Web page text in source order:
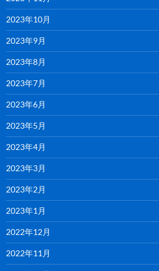
2023年10月
2023年9月
2023年8月
2023年7月
2023年6月
2023年5月
2023年4月
2023年3月
2023年2月
2023年1月
2022年12月
2022年11月